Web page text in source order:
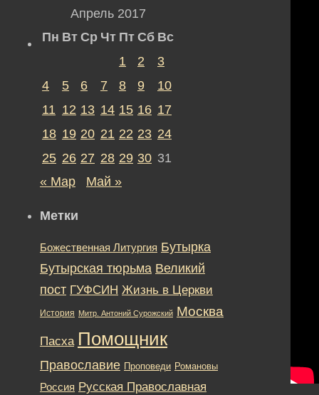
Апрель 2017
Пн Вт Ср Чт Пт Сб Вс
1
2
3
4
5 6 7 8 9
10
11 12 13 14 15 16 17
18 19 20 21 22 23 24
25 26 27 28 29 30 31
« Мар
Май »
Метки
Божественная Литургия Бутырка
Бутырская тюрьма Великий
пост ГУФСИН Жизнь в Церкви
История Митр. Антоний Сурожский Москва
Пасха Помощник
Православие Проповеди Романовы
Россия Русская Православная